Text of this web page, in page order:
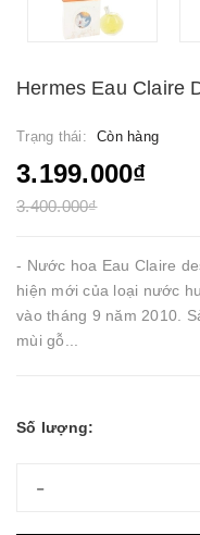
Hermes Eau Claire
Trạng thái: Còn hàng
3.199.000₫
3.400.000₫
- Nước hoa Eau Claire
hiện mới của loại nước
vào tháng 9 năm 2010.
mùi gỗ...
Số lượng:
-